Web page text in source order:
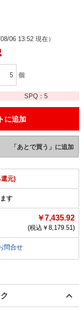
06 13:52 現在）
個
SPQ： 5
元)
す
￥7,435.92
(税込￥ 8,179.51)
問合せ